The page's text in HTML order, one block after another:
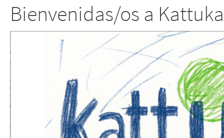
Bienvenidas/os a Kattuka